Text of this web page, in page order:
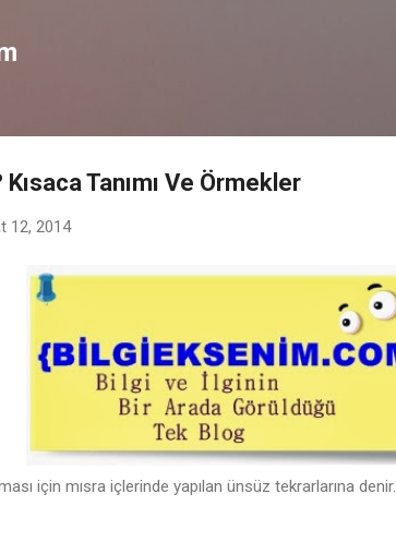
Tanımı Ve Örmekler
12, 2014
için mısra içlerinde yapılan ünsüz tekrarlarına denir.